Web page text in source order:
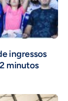
ingressos
minutos